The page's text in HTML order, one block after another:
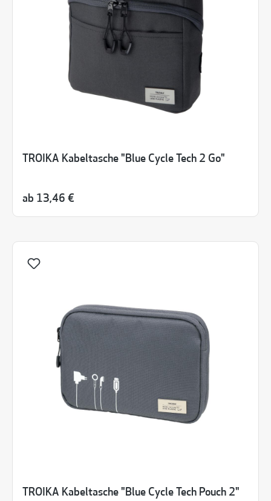
TROIKA Kabeltasche "Blue Cycle Tech 2 Go"
ab 13,46 €
TROIKA Kabeltasche "Blue Cycle Tech Pouch 2"